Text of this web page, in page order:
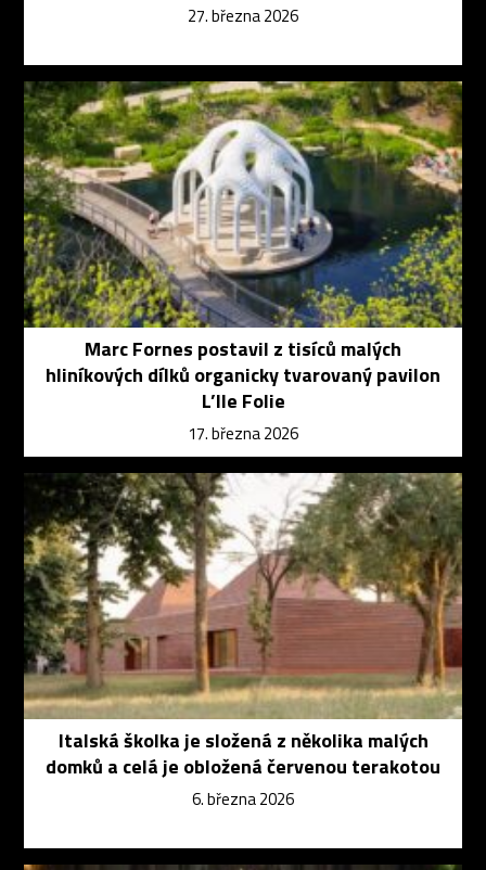
27. března 2026
Marc Fornes postavil z tisíců malých
hliníkových dílků organicky tvarovaný pavilon
L’Ile Folie
17. března 2026
Italská školka je složená z několika malých
domků a celá je obložená červenou terakotou
6. března 2026